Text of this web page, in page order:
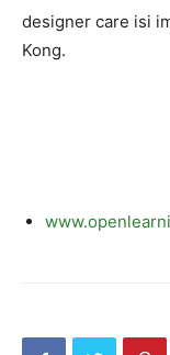
designer care isi
Kong.